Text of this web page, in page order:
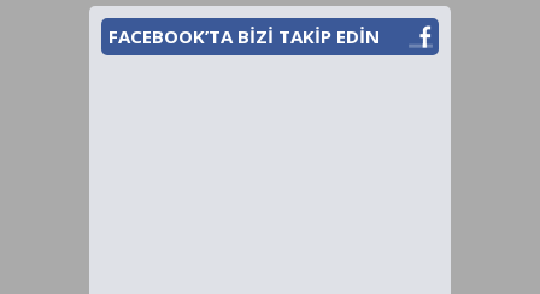
FACEBOOK’TA BİZİ TAKİP EDİN